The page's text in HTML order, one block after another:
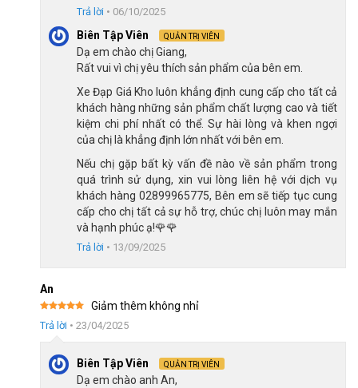
Hệ thống phanh đĩa dầu Shimano Nhật Bản an toàn
Phuộc hơi giảm xóc hiệu quả
Phuộc của xe đạp địa hình MTB TrinX V1000 Pro trang bị phuộc
hơi hợp kim nhôm. Loại phuộc này nhẹ hơn so với phuộc lò xo,
hiệu quả khi di chuyển qua các chướng ngại vật như đá sỏi. Các
tính năng của phuộc hơi này sẽ mang lại cho người dùng cảm
giác lái êm ái và mượt mà hơn.
Trả lời • 06/10/2025
Biên Tập Viên QUẢN TRỊ VIÊN
Dạ em chào chị Giang,
Rất vui vì chị yêu thích sản phẩm của bên em.
Xe Đạp Giá Kho luôn khẳng định cung cấp cho tất cả
khách hàng những sản phẩm chất lượng cao và tiết
kiệm chi phí nhất có thể. Sự hài lòng và khen ngợi
của chị là khẳng định lớn nhất với bên em.
Nếu chị gặp bất kỳ vấn đề nào về sản phẩm trong
quá trình sử dụng, xin vui lòng liên hệ với dịch vụ
khách hàng 02899965775, Bên em sẽ tiếp tục cung
cấp cho chị tất cả sự hỗ trợ, chúc chị luôn may mắn
và hạnh phúc ạ!🌹🌹
Trả lời • 13/09/2025
An
Được xếp
hạng5 5
Giảm thêm không nhỉ
Trả lời • 23/04/2025
Biên Tập Viên QUẢN TRỊ VIÊN
Dạ em chào anh An,